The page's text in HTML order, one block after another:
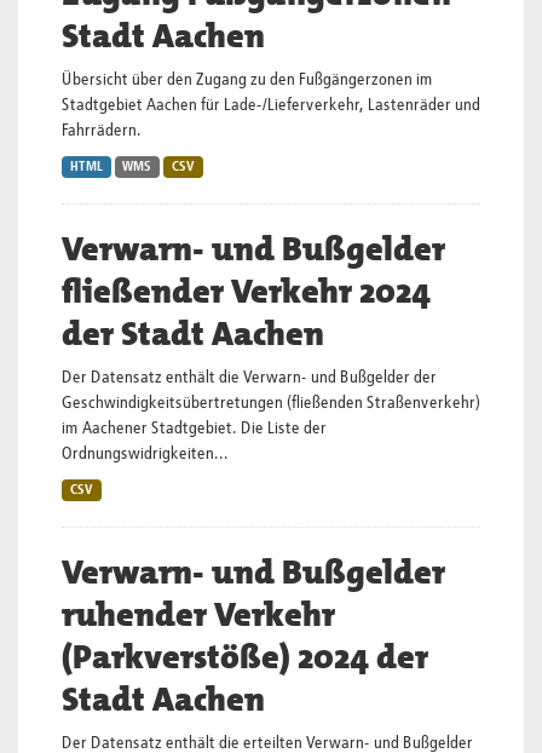
Stadt Aachen
Übersicht über den Zugang zu den Fußgängerzonen im
Stadtgebiet Aachen für Lade-/Lieferverkehr, Lastenräder und
Fahrrädern.
HTML WMS CSV
Verwarn- und Bußgelder
fließender Verkehr 2024
der Stadt Aachen
Der Datensatz enthält die Verwarn- und Bußgelder der
Geschwindigkeitsübertretungen (fließenden Straßenverkehr)
im Aachener Stadtgebiet. Die Liste der
Ordnungswidrigkeiten...
CSV
Verwarn- und Bußgelder
ruhender Verkehr
(Parkverstöße) 2024 der
Stadt Aachen
Der Datensatz enthält die erteilten Verwarn- und Bußgelder